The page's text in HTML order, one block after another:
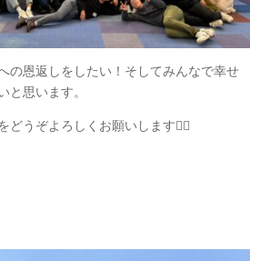
の恩返しをしたい！そしてみんなで幸せ
と思います。
どうぞよろしくお願いします🙇‍♂️